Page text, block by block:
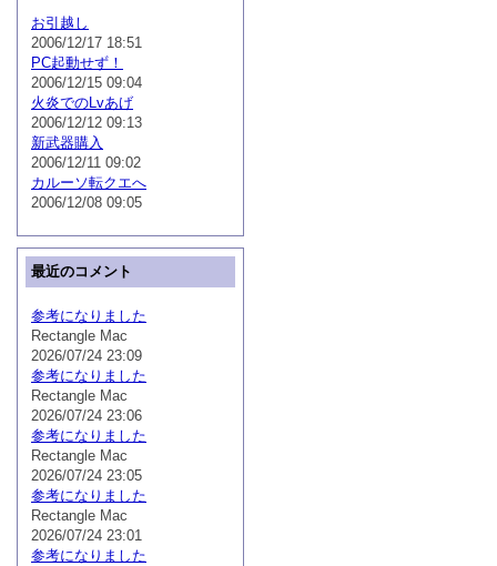
お引越し
2006/12/17 18:51
PC起動せず！
2006/12/15 09:04
火炎でのLvあげ
2006/12/12 09:13
新武器購入
2006/12/11 09:02
カルーソ転クエへ
2006/12/08 09:05
最近のコメント
参考になりました
Rectangle Mac
2026/07/24 23:09
参考になりました
Rectangle Mac
2026/07/24 23:06
参考になりました
Rectangle Mac
2026/07/24 23:05
参考になりました
Rectangle Mac
2026/07/24 23:01
参考になりました